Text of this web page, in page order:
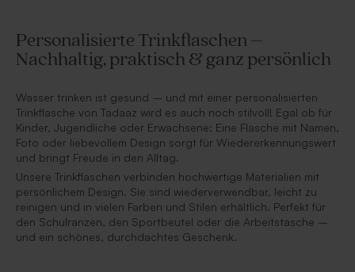
Personalisierte Trinkflaschen –
Nachhaltig, praktisch & ganz persönlich
Wasser trinken ist gesund – und mit einer personalisierten
Trinkflasche von Tadaaz wird es auch noch stilvoll! Egal ob für
Kinder, Jugendliche oder Erwachsene: Eine Flasche mit Namen,
Foto oder liebevollem Design sorgt für Wiedererkennungswert
und bringt Freude in den Alltag.
Unsere Trinkflaschen verbinden hochwertige Materialien mit
persönlichem Design. Sie sind wiederverwendbar, leicht zu
reinigen und in vielen Farben und Stilen erhältlich. Perfekt für
den Schulranzen, den Sportbeutel oder die Arbeitstasche –
und ein schönes, durchdachtes Geschenk.